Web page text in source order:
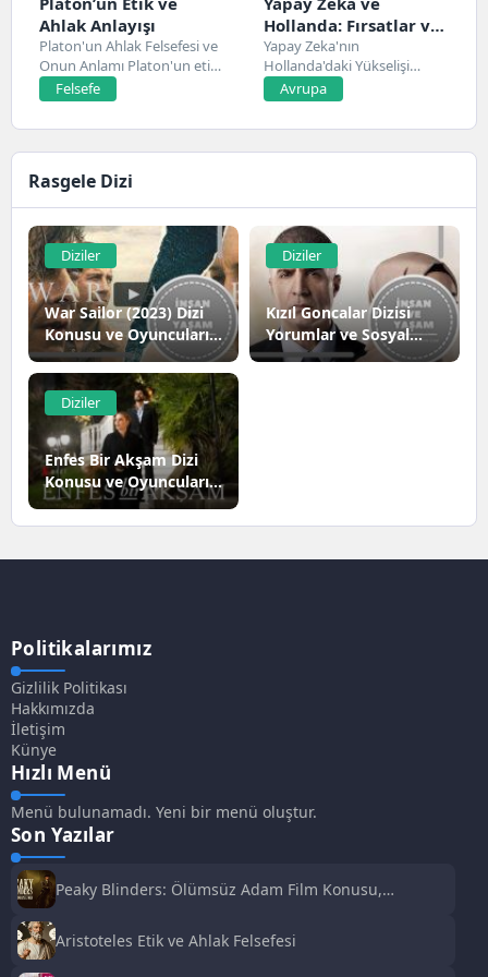
Ahlak Anlayışı
Platon'un Ahlak Felsefesi ve
Onun Anlamı Platon'un etik
ve ahlak...
Felsefe
Hollanda: Fırsatlar ve
Zorluklar
Yapay Zeka'nın
Hollanda'daki Yükselişi
Hollanda, son yıllarda yapay
zeka alanında...
Avrupa
Rasgele Dizi
Diziler
War Sailor (2023) Dizi
Konusu ve Oyuncuları |
Netflix
Diziler
Kızıl Goncalar Dizisi
Yorumlar ve Sosyal
Medya Tepkileri
Diziler
Enfes Bir Akşam Dizi
Konusu ve Oyuncuları |
Netflix
Politikalarımız
Gizlilik Politikası
Hakkımızda
İletişim
Künye
Hızlı Menü
Menü bulunamadı. Yeni bir menü oluştur.
Son Yazılar
Peaky Blinders: Ölümsüz Adam Film Konusu,
Aristoteles Etik ve Ahlak Felsefesi